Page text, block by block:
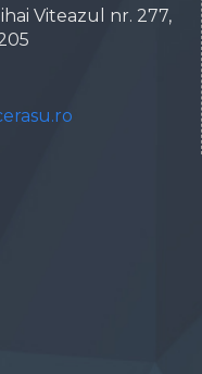
Viteazul nr. 277,